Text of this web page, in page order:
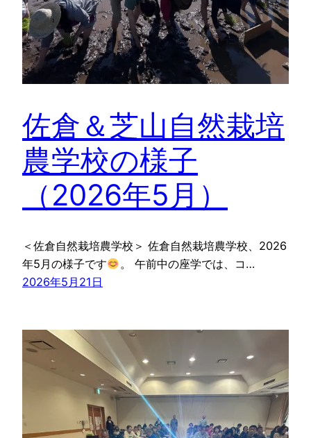
佐倉＆芝山自然栽培
農学校の様子
（2026年5月）
＜佐倉自然栽培農学校＞ 佐倉自然栽培農学校、2026
年5月の様子です
。 午前中の座学では、コ…
2026年5月21日